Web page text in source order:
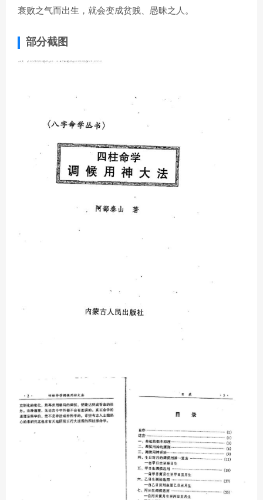
衰败之气而出生，就会变成贫贱、愚昧之人。
部分截图